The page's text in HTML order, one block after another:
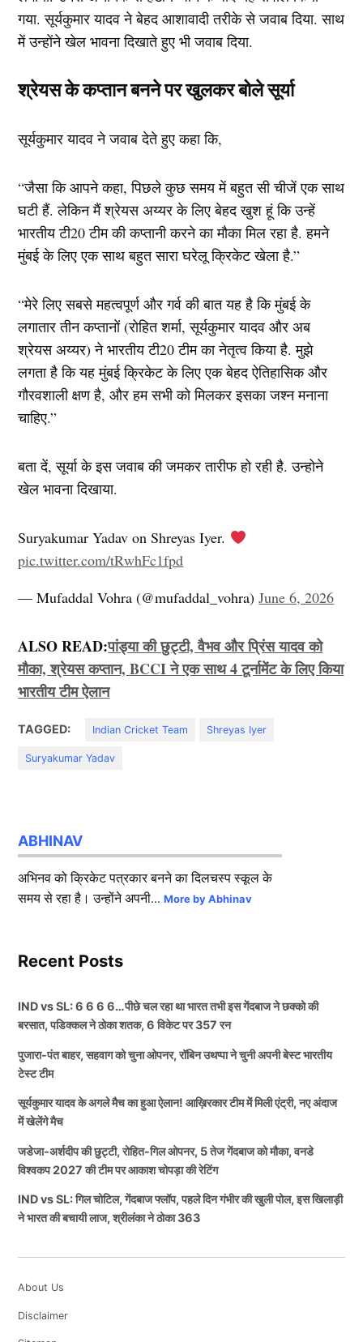
गया. सूर्यकुमार यादव ने बेहद आशावादी तरीके से जवाब दिया. साथ
में उन्होंने खेल भावना दिखाते हुए भी जवाब दिया.
श्रेयस के कप्तान बनने पर खुलकर बोले सूर्या
सूर्यकुमार यादव ने जवाब देते हुए कहा कि,
“जैसा कि आपने कहा, पिछले कुछ समय में बहुत सी चीजें एक साथ
घटी हैं. लेकिन मैं श्रेयस अय्यर के लिए बेहद खुश हूं कि उन्हें
भारतीय टी20 टीम की कप्तानी करने का मौका मिल रहा है. हमने
मुंबई के लिए एक साथ बहुत सारा घरेलू क्रिकेट खेला है.”
“मेरे लिए सबसे महत्वपूर्ण और गर्व की बात यह है कि मुंबई के
लगातार तीन कप्तानों (रोहित शर्मा, सूर्यकुमार यादव और अब
श्रेयस अय्यर) ने भारतीय टी20 टीम का नेतृत्व किया है. मुझे
लगता है कि यह मुंबई क्रिकेट के लिए एक बेहद ऐतिहासिक और
गौरवशाली क्षण है, और हम सभी को मिलकर इसका जश्न मनाना
चाहिए.”
बता दें, सूर्या के इस जवाब की जमकर तारीफ हो रही है. उन्होने
खेल भावना दिखाया.
Suryakumar Yadav on Shreyas Iyer.
pic.twitter.com/tRwhFc1fpd
— Mufaddal Vohra (@mufaddal_vohra)June 6, 2026
ALSO READ:पांड्या की छुट्टी, वैभव और प्रिंस यादव को
मौका, श्रेयस कप्तान, BCCI ने एक साथ 4 टूर्नामेंट के लिए किया
भारतीय टीम ऐलान
TAGGED: Indian Cricket Team Shreyas Iyer
Suryakumar Yadav
ABHINAV
अभिनव को क्रिकेट पत्रकार बनने का दिलचस्प स्कूल के
समय से रहा है। उन्होंने अपनी...More by Abhinav
Recent Posts
IND vs SL: 6 6 6 6…पीछे चल रहा था भारत तभी इस गेंदबाज ने छक्को की
बरसात, पडिक्कल ने ठोका शतक, 6 विकेट पर 357 रन
पुजारा-पंत बाहर, सहवाग को चुना ओपनर, रॉबिन उथप्पा ने चुनी अपनी बेस्ट भारतीय
टेस्ट टीम
सूर्यकुमार यादव के अगले मैच का हुआ ऐलान! आख़िरकार टीम में मिली एंट्री, नए अंदाज
में खेलेंगे मैच
जडेजा-अर्शदीप की छुट्टी, रोहित-गिल ओपनर, 5 तेज गेंदबाज को मौका, वनडे
विश्वकप 2027 की टीम पर आकाश चोपड़ा की रेटिंग
IND vs SL: गिल चोटिल, गेंदबाज फ्लॉप, पहले दिन गंभीर की खुली पोल, इस खिलाड़ी
ने भारत की बचायी लाज, श्रीलंका ने ठोका 363
About Us
Disclaimer